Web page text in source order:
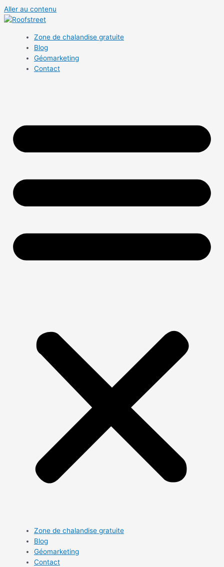
Aller au contenu
Zone de chalandise gratuite
Blog
Géomarketing
Contact
Zone de chalandise gratuite
Blog
Géomarketing
Contact